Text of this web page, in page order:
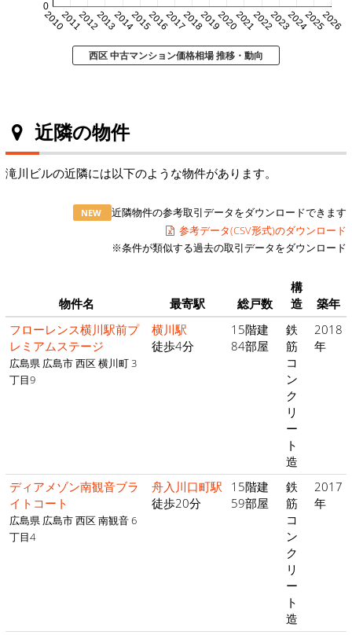
20102011201220132014201520162017201820192020202120222023202420252026
0
西区 中古マンション価格相場 推移・動向
近隣の物件
滝川ビルの近隣には以下のような物件があります。
NEW
近隣物件の参考取引データをダウンロードできます
参考データ(CSV形式)のダウンロード
※条件が類似する過去の取引データをダウンロード
物件名 最寄駅 総戸数
構
造
築年
フローレンス横川駅前プ
レミアムステージ
広島県 広島市 西区 横川町 3
丁目9
横川駅
徒歩4分
15階建
84部屋
鉄
筋
コ
ン
ク
リ
ー
ト
造
2018
年
ディアメゾン南観音ブラ
イトコート
広島県 広島市 西区 南観音 6
丁目4
舟入川口町駅
徒歩20分
15階建
59部屋
鉄
筋
コ
ン
ク
リ
ー
ト
造
2017
年